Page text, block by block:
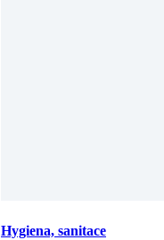
Hygiena, sanitace